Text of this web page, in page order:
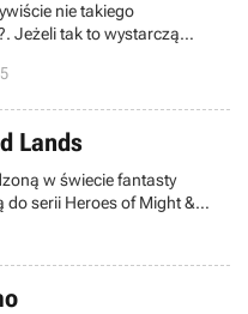
nie takiego
Jeżeli tak to wystarczą
polskich sklepów
CD Projekt grę The Sting:
Lands
w świecie fantasty
serii Heroes of Might &
pomiędzy czterema rasami
zależy, czy opowiemy się
wspomożemy hordy